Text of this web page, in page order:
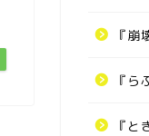
『
『ら
『と